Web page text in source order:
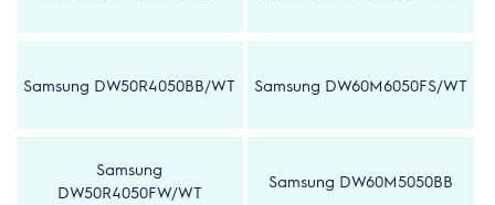
Samsung DW50R4050BB/WT Samsung DW60M6050FS/WT
Samsung
DW50R4050FW/WT
Samsung DW60M5050BB